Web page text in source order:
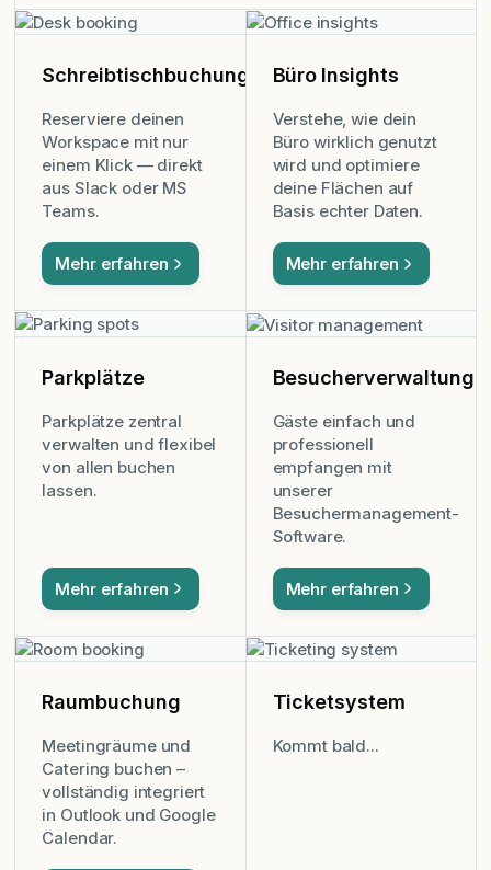
Schreibtischbuchung
Reserviere deinen
Workspace mit nur
einem Klick — direkt
aus Slack oder MS
Teams.
Mehr erfahren
Büro Insights
Verstehe, wie dein
Büro wirklich genutzt
wird und optimiere
deine Flächen auf
Basis echter Daten.
Mehr erfahren
Parkplätze
Parkplätze zentral
verwalten und flexibel
von allen buchen
lassen.
Mehr erfahren
Besucherverwaltung
Gäste einfach und
professionell
empfangen mit
unserer
Besuchermanagement-
Software.
Mehr erfahren
Raumbuchung
Meetingräume und
Catering buchen –
vollständig integriert
in Outlook und Google
Calendar.
Ticketsystem
Kommt bald...